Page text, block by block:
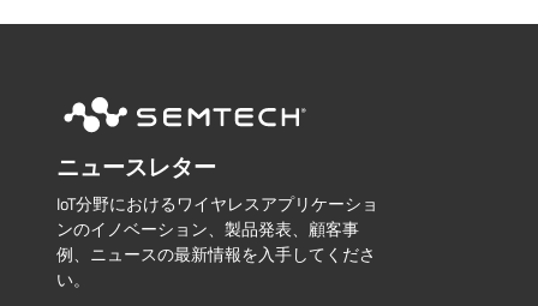
ニュースレター
IoT分野におけるワイヤレスアプリケーショ
ンのイノベーション、製品発表、顧客事
例、ニュースの最新情報を入手してくださ
い。